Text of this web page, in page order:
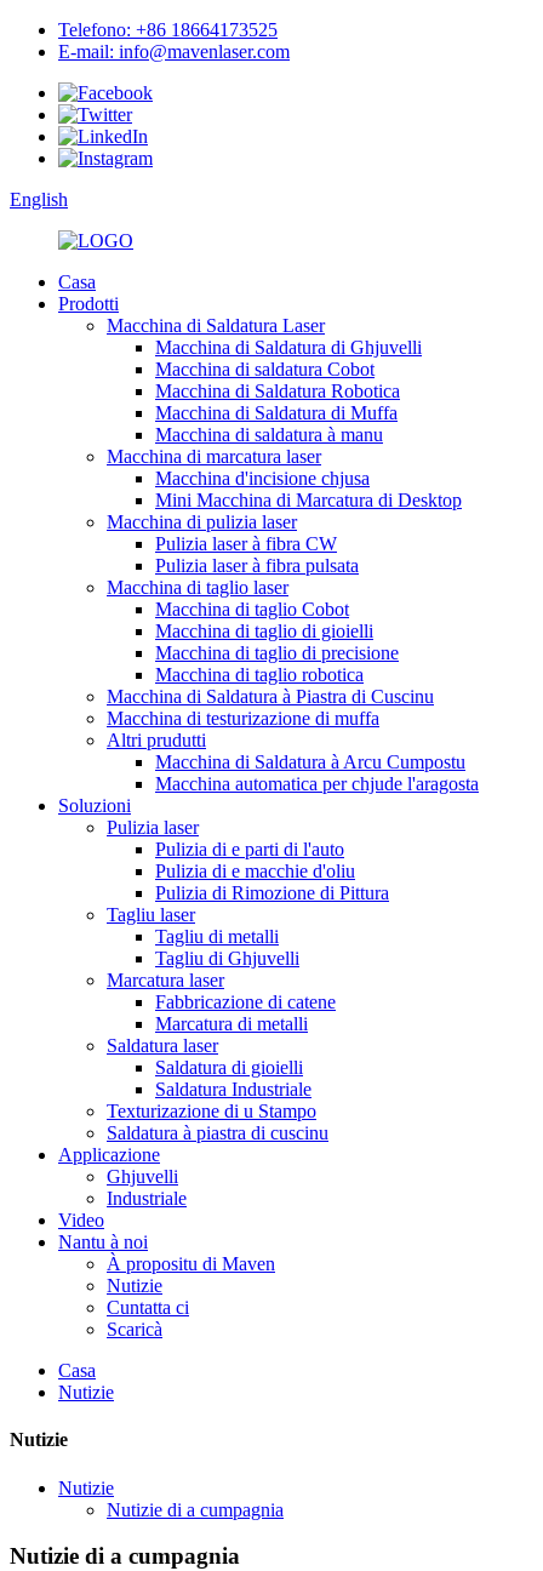
Telefono: +86 18664173525
E-mail: info@mavenlaser.com
English
Casa
Prodotti
Macchina di Saldatura Laser
Macchina di Saldatura di Ghjuvelli
Macchina di saldatura Cobot
Macchina di Saldatura Robotica
Macchina di Saldatura di Muffa
Macchina di saldatura à manu
Macchina di marcatura laser
Macchina d'incisione chjusa
Mini Macchina di Marcatura di Desktop
Macchina di pulizia laser
Pulizia laser à fibra CW
Pulizia laser à fibra pulsata
Macchina di taglio laser
Macchina di taglio Cobot
Macchina di taglio di gioielli
Macchina di taglio di precisione
Macchina di taglio robotica
Macchina di Saldatura à Piastra di Cuscinu
Macchina di testurizazione di muffa
Altri prudutti
Macchina di Saldatura à Arcu Cumpostu
Macchina automatica per chjude l'aragosta
Soluzioni
Pulizia laser
Pulizia di e parti di l'auto
Pulizia di e macchie d'oliu
Pulizia di Rimozione di Pittura
Tagliu laser
Tagliu di metalli
Tagliu di Ghjuvelli
Marcatura laser
Fabbricazione di catene
Marcatura di metalli
Saldatura laser
Saldatura di gioielli
Saldatura Industriale
Texturizazione di u Stampo
Saldatura à piastra di cuscinu
Applicazione
Ghjuvelli
Industriale
Video
Nantu à noi
À propositu di Maven
Nutizie
Cuntatta ci
Scaricà
Casa
Nutizie
Nutizie
Nutizie
Nutizie di a cumpagnia
Nutizie di a cumpagnia